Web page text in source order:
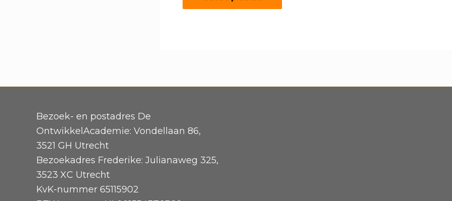
Bezoek- en postadres De
OntwikkelAcademie: Vondellaan 86,
3521 GH Utrecht
Bezoekadres Frederike: Julianaweg 325,
3523 XC Utrecht
KvK-nummer 65115902